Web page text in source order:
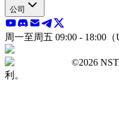
公司
周一至周五 09:00 - 18:00（
©2026
利。